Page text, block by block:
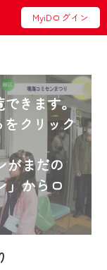
MyiDログイン
きます。
をクリック
がまだの
」からロ
TV』は2024
！